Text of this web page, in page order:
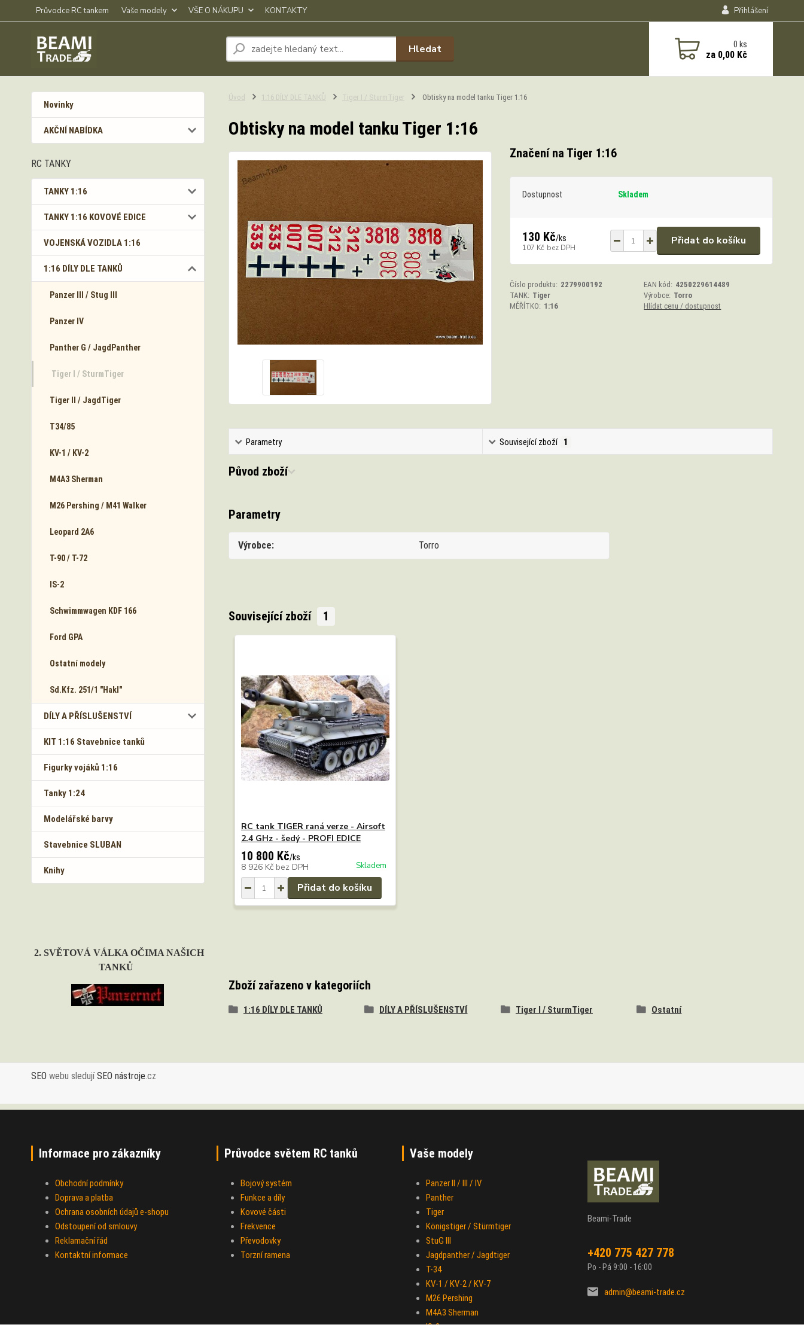
Průvodce RC tankem Vaše modely VŠE O NÁKUPU KONTAKTY Přihlášení
Hledat 0ks
za 0,00 Kč
Novinky
AKČNÍ NABÍDKA
RC TANKY
TANKY 1:16
TANKY 1:16 KOVOVÉ EDICE
VOJENSKÁ VOZIDLA 1:16
1:16 DÍLY DLE TANKŮ
Panzer III / Stug III
Panzer IV
Panther G / JagdPanther
Tiger I / SturmTiger
Tiger II / JagdTiger
T34/85
KV-1 / KV-2
M4A3 Sherman
M26 Pershing / M41 Walker
Leopard 2A6
T-90 / T-72
IS-2
Schwimmwagen KDF 166
Ford GPA
Ostatní modely
Sd.Kfz. 251/1 "Hakl"
DÍLY A PŘÍSLUŠENSTVÍ
KIT 1:16 Stavebnice tanků
Figurky vojáků 1:16
Tanky 1:24
Modelářské barvy
Stavebnice SLUBAN
Knihy
2. SVĚTOVÁ VÁLKA OČIMA NAŠICH
TANKŮ
Úvod 1:16 DÍLY DLE TANKŮ Tiger I / SturmTiger Obtisky na model tanku Tiger 1:16
Obtisky na model tanku Tiger 1:16
Značení na Tiger 1:16
Dostupnost Skladem
130 Kč/ks
107 Kč bez DPH
Přidat do košíku
Číslo produktu: 2279900192 EAN kód: 4250229614489
TANK: Tiger Výrobce: Torro
MĚŘÍTKO: 1:16 Hlídat cenu / dostupnost
Parametry Související zboží 1
Původ zboží
Parametry
Výrobce Torro
Související zboží 1
RC tank TIGER raná verze - Airsoft
2.4 GHz - šedý - PROFI EDICE
10 800 Kč/ks
8 926 Kč bez DPH Skladem
Přidat do košíku
Zboží zařazeno v kategoriích
1:16 DÍLY DLE TANKŮ DÍLY A PŘÍSLUŠENSTVÍ Tiger I / SturmTiger Ostatní
SEO webu sledujíSEO nástroje.cz
Informace pro zákazníky
Obchodní podmínky
Doprava a platba
Ochrana osobních údajů e-shopu
Odstoupení od smlouvy
Reklamační řád
Kontaktní informace
Průvodce světem RC tanků
Bojový systém
Funkce a díly
Kovové části
Frekvence
Převodovky
Torzní ramena
Vaše modely
Panzer II / III / IV
Panther
Tiger
Königstiger / Stürmtiger
StuG III
Jagdpanther / Jagdtiger
T-34
KV-1 / KV-2 / KV-7
M26 Pershing
M4A3 Sherman
IS-2
Beami-Trade
+420 775 427 778
Po - Pá 9:00 - 16:00
admin@beami-trade.cz